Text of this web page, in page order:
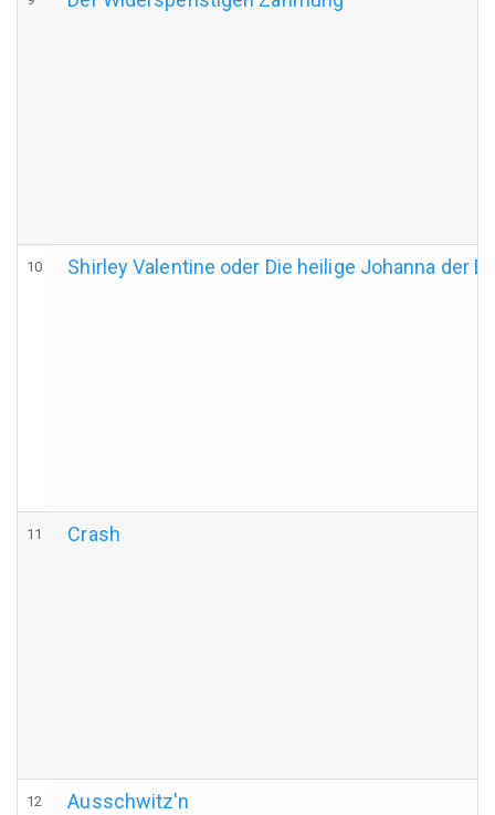
10 Shirley Valentine oder Die heilige Johanna der
11 Crash
12 Ausschwitz'n